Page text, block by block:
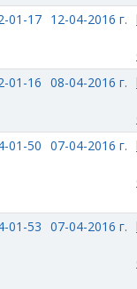
01-17 12-04-2016 г.
01-16 08-04-2016 г.
01-50 07-04-2016 г.
01-53 07-04-2016 г.